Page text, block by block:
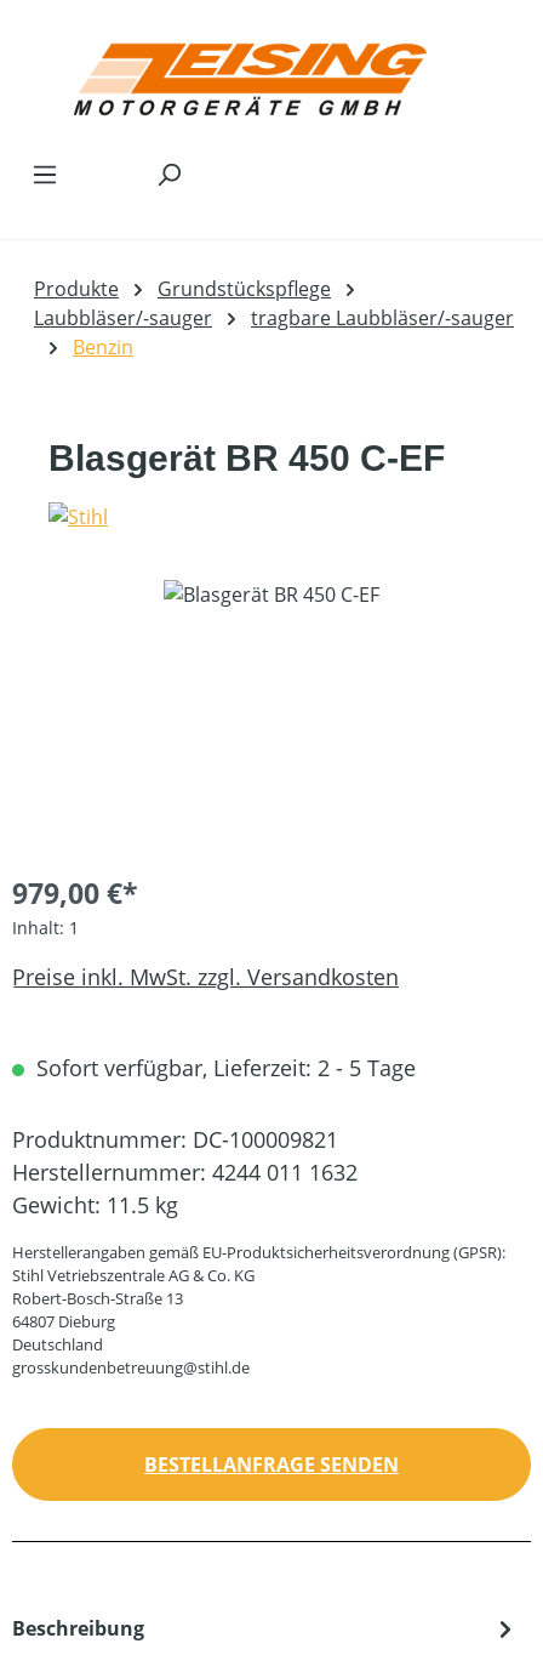
Produkte
Grundstückspflege
Laubbläser/-sauger
tragbare Laubbläser/-sauger
Benzin
Blasgerät BR 450 C-EF
Bildergalerie überspringen
979,00 €*
Inhalt: 1
Preise inkl. MwSt. zzgl. Versandkosten
Sofort verfügbar, Lieferzeit: 2 - 5 Tage
Produktnummer: DC-100009821
Herstellernummer: 4244 011 1632
Gewicht: 11.5 kg
Herstellerangaben gemäß EU-Produktsicherheitsverordnung (GPSR):
Stihl Vetriebszentrale AG & Co. KG
Robert-Bosch-Straße 13
64807 Dieburg
Deutschland
grosskundenbetreuung@stihl.de
BESTELLANFRAGE SENDEN
Beschreibung